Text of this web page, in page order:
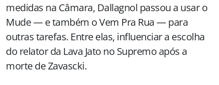
medidas na Câmara, Dallagnol passou a usar o
Mude — e também o Vem Pra Rua — para
outras tarefas. Entre elas, influenciar a escolha
do relator da Lava Jato no Supremo após a
morte de Zavascki.